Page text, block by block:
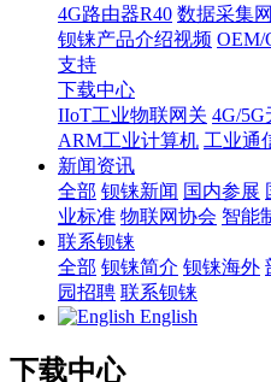
4G路由器R40 数据采集
钡铼产品介绍视频 OEM/
支持
下载中心
IIoT工业物联网关 4G/
ARM工业计算机 工业通
新闻资讯
全部 钡铼新闻 国内参展
业标准 物联网协会 智能
联系钡铼
全部 钡铼简介 钡铼海外
园招聘 联系钡铼
English
下载中心